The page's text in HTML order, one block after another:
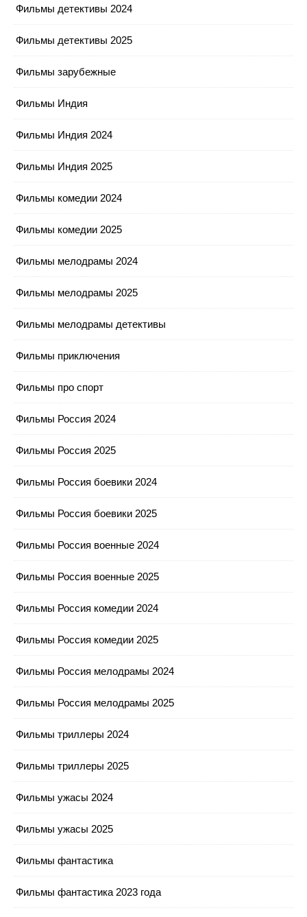
Фильмы детективы 2024
Фильмы детективы 2025
Фильмы зарубежные
Фильмы Индия
Фильмы Индия 2024
Фильмы Индия 2025
Фильмы комедии 2024
Фильмы комедии 2025
Фильмы мелодрамы 2024
Фильмы мелодрамы 2025
Фильмы мелодрамы детективы
Фильмы приключения
Фильмы про спорт
Фильмы Россия 2024
Фильмы Россия 2025
Фильмы Россия боевики 2024
Фильмы Россия боевики 2025
Фильмы Россия военные 2024
Фильмы Россия военные 2025
Фильмы Россия комедии 2024
Фильмы Россия комедии 2025
Фильмы Россия мелодрамы 2024
Фильмы Россия мелодрамы 2025
Фильмы триллеры 2024
Фильмы триллеры 2025
Фильмы ужасы 2024
Фильмы ужасы 2025
Фильмы фантастика
Фильмы фантастика 2023 года